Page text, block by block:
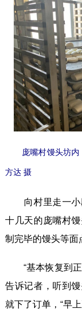
公益
文化产业
地方频道
北京
辽宁
四川
陕西
多语种频道
庞嘴村馒头坊内
方达 摄
向村里走一小
十几天的庞嘴村
制完毕的馒头等面
“基本恢复到正
告诉记者，听到
就下了订单，“早